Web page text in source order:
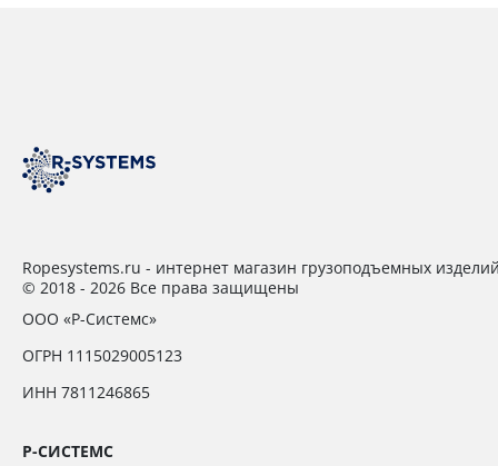
Ropesystems.ru - интернет магазин грузоподъемных
© 2018 - 2026 Все права защищены
ООО «Р-Системс»
ОГРН 1115029005123
ИНН 7811246865
Р-СИСТЕМС